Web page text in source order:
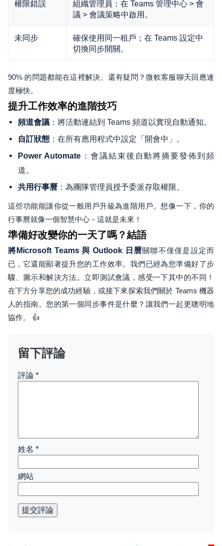
權限錯誤
組織管理員：在 Teams 管理中心 > 會
議 > 會議策略中啟用。
未同步
確保使用同一租戶；在 Teams 設定中
切換同步開關。
90% 的問題都能在這裡解決。還有疑問？微軟客服聊天回應速
度極快。
提升工作效率的進階技巧
頻道會議 ：將活動連結到 Teams 頻道以實現自動通知。
自訂狀態 ：在所有應用程式中設定「開會中」。
Power Automate：會議結束後自動將摘要發佈到頻
道。
共用行事曆 ：為團隊管理員授予委派存取權限。
這些功能能讓你從一般用戶升級為進階用戶。想像一下，你的
行事曆就像一個智慧中心－這就是未來！
準備好改變你的一天了嗎？結語
將Microsoft Teams 與 Outlook 日曆關聯不僅僅是設定而
已，它還能顯著提升您的工作效率。我們已經為您準備好了步
驟、圖示和解決方法。立即測試會議，感受一下其中的不同！
在下方分享您的成功經驗，或接下來探索我們關於 Teams 機器
人的指南。您的第一個同步事件是什麼？讓我們一起更聰明地
協作。 👍
留下評論
評論 *
姓名 *
網站
提交評論